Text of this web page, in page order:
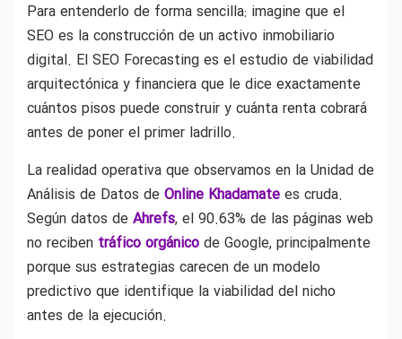
Para entenderlo de forma sencilla: imagine que el
SEO es la construcción de un activo inmobiliario
digital. El SEO Forecasting es el estudio de viabilidad
arquitectónica y financiera que le dice exactamente
cuántos pisos puede construir y cuánta renta cobrará
antes de poner el primer ladrillo.
La realidad operativa que observamos en la Unidad de
Análisis de Datos de Online Khadamate es cruda.
Según datos de Ahrefs, el 90.63% de las páginas web
no reciben tráfico orgánico de Google, principalmente
porque sus estrategias carecen de un modelo
predictivo que identifique la viabilidad del nicho
antes de la ejecución.